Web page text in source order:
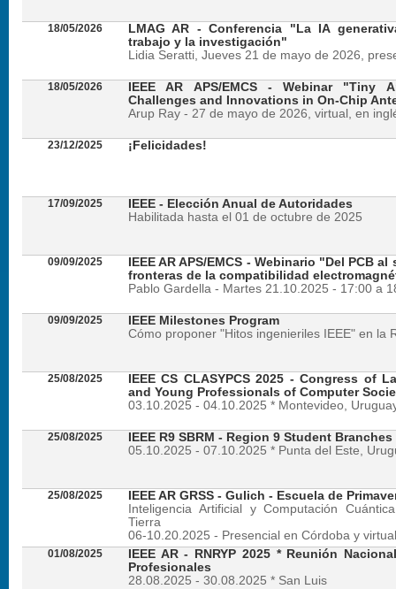
18/05/2026
LMAG AR - Conferencia "La IA
trabajo y la investigación"
Lidia Seratti, Jueves 21 de mayo de 2026,
18/05/2026
IEEE AR APS/EMCS - Webinar "Tiny
Challenges and Innovations in On-Chip
Arup Ray - 27 de mayo de 2026, virtual, en
23/12/2025 ¡Felicidades!
17/09/2025
IEEE - Elección Anual de Autoridades
Habilitada hasta el 01 de octubre de 2025
09/09/2025
IEEE AR APS/EMCS - Webinario "Del PCB
fronteras de la compatibilidad
Pablo Gardella - Martes 21.10.2025 - 17:00 a
09/09/2025
IEEE Milestones Program
Cómo proponer "Hitos ingenieriles IEEE" en la
25/08/2025
IEEE CS CLASYPCS 2025 - Congress of
and Young Professionals of Computer
03.10.2025 - 04.10.2025 * Montevideo,
25/08/2025
IEEE R9 SBRM - Region 9 Student
05.10.2025 - 07.10.2025 * Punta del Este,
25/08/2025
IEEE AR GRSS - Gulich - Escuela de
Inteligencia Artificial y Computación
Tierra
06-10.20.2025 - Presencial en Córdoba y virtual
01/08/2025
IEEE AR - RNRYP 2025 * Reunión
Profesionales
28.08.2025 - 30.08.2025 * San Luis